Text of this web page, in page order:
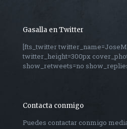
Gasalla en Twitter
[fts_twitter
twitter_height=300px
show_retweets=no
Contacta conmigo
Puedes contactar conmigo